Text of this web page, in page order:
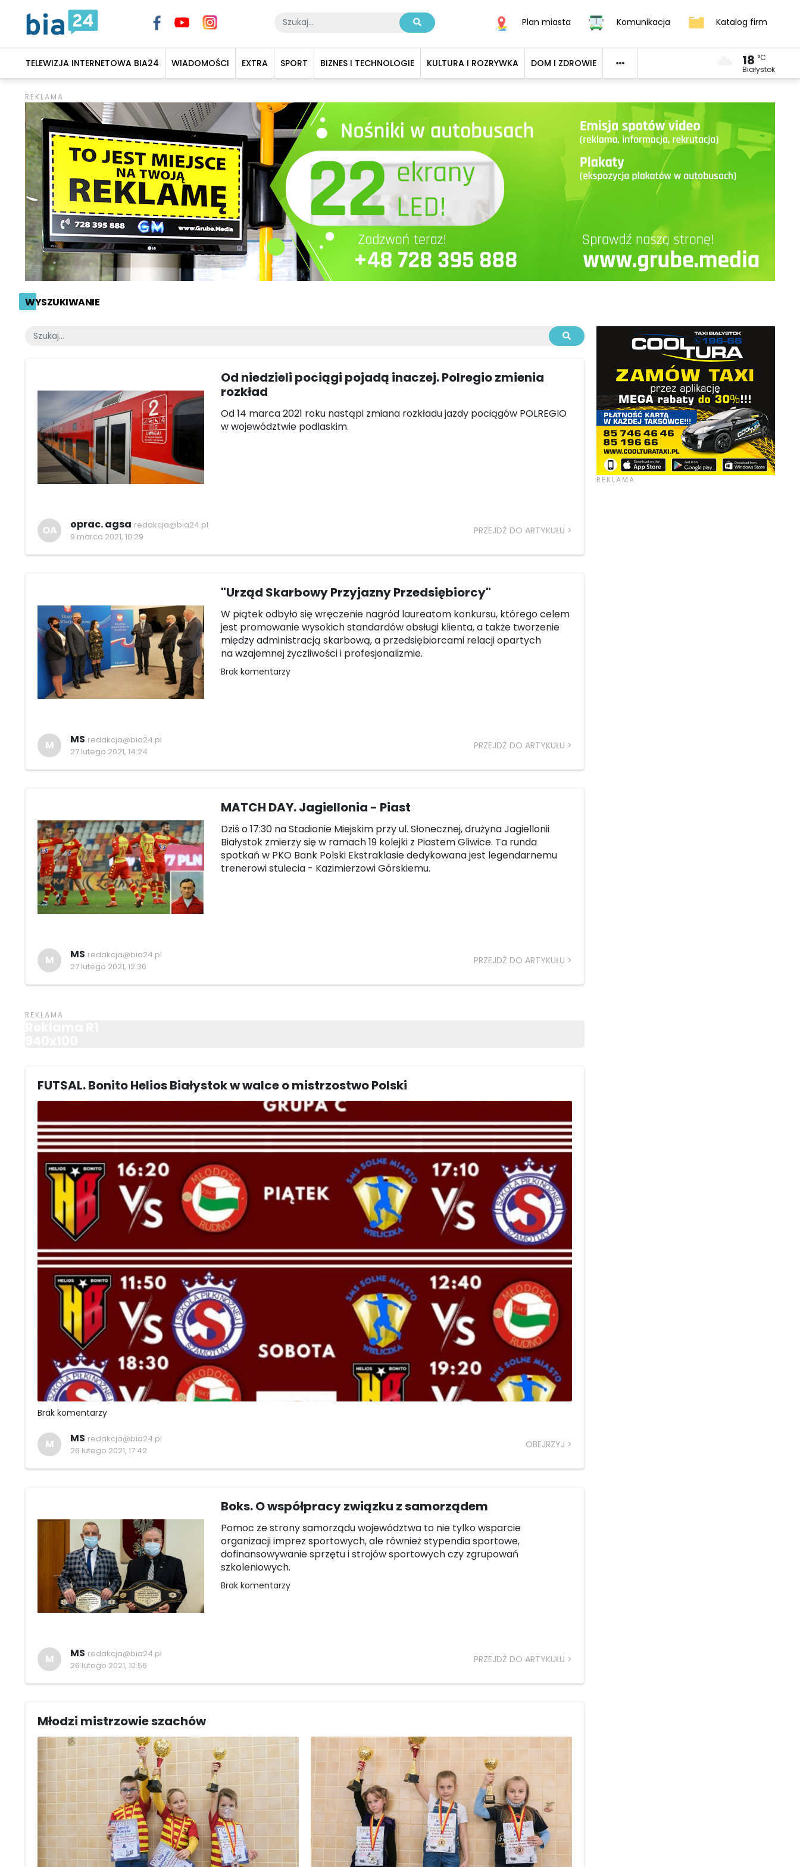
Plan miasta Komunikacja Katalog firm
TELEWIZJA INTERNETOWA BIA24 WIADOMOŚCI EXTRA SPORT BIZNES I TECHNOLOGIE KULTURA I ROZRYWKA DOM I ZDROWIE 18 °C
Białystok
WYSZUKIWANIE
Od niedzieli pociągi pojadą inaczej. Polregio zmienia
rozkład
Od 14 marca 2021 roku nastąpi zmiana rozkładu jazdy pociągów POLREGIO
w województwie podlaskim.
OA oprac. agsa redakcja@bia24.pl
9 marca 2021, 10:29
PRZEJDŹ DO ARTYKUŁU
"Urząd Skarbowy Przyjazny Przedsiębiorcy"
W piątek odbyło się wręczenie nagród laureatom konkursu, którego celem
jest promowanie wysokich standardów obsługi klienta, a także tworzenie
między administracją skarbową, a przedsiębiorcami relacji opartych
na wzajemnej życzliwości i profesjonalizmie.
Brak komentarzy
M MS redakcja@bia24.pl
27 lutego 2021, 14:24
PRZEJDŹ DO ARTYKUŁU
MATCH DAY. Jagiellonia - Piast
Dziś o 17:30 na Stadionie Miejskim przy ul. Słonecznej, drużyna Jagiellonii
Białystok zmierzy się w ramach 19 kolejki z Piastem Gliwice. Ta runda
spotkań w PKO Bank Polski Ekstraklasie dedykowana jest legendarnemu
trenerowi stulecia - Kazimierzowi Górskiemu.
M MS redakcja@bia24.pl
27 lutego 2021, 12:36
PRZEJDŹ DO ARTYKUŁU
FUTSAL. Bonito Helios Białystok w walce o mistrzostwo Polski
Brak komentarzy
M MS redakcja@bia24.pl
26 lutego 2021, 17:42
OBEJRZYJ
Boks. O współpracy związku z samorządem
Pomoc ze strony samorządu województwa to nie tylko wsparcie
organizacji imprez sportowych, ale również stypendia sportowe,
dofinansowywanie sprzętu i strojów sportowych czy zgrupowań
szkoleniowych.
Brak komentarzy
M MS redakcja@bia24.pl
26 lutego 2021, 10:56
PRZEJDŹ DO ARTYKUŁU
Młodzi mistrzowie szachów